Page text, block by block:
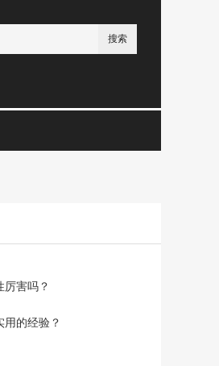
搜索
厉害吗？
用的经验？